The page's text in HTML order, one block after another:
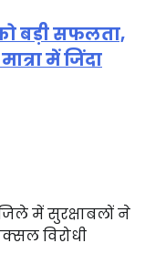
बड़ी सफलता,
में जिंदा
में सुरक्षाबलों ने
विरोधी